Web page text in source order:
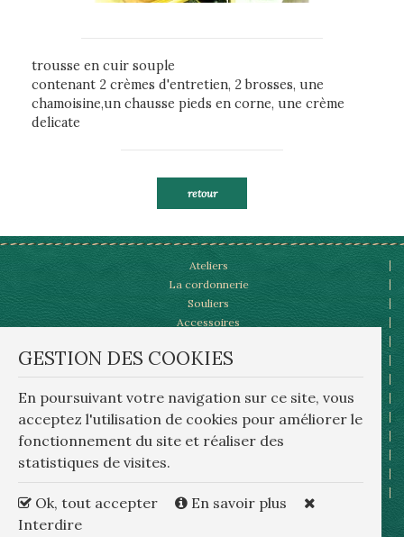
trousse en cuir souple
contenant 2 crèmes d'entretien, 2 brosses, une
chamoisine,un chausse pieds en corne, une crème
delicate
retour
Ateliers
La cordonnerie
Souliers
Accessoires
notre catalogue,la presse,les visites
Vidéos,à la TV
Contact
Mentions Légales
Politique de confidentialité
GESTION DES COOKIES
En poursuivant votre navigation sur ce site, vous
acceptez l'utilisation de cookies pour améliorer le
fonctionnement du site et réaliser des
statistiques de visites.
Ok, tout accepter
En savoir plus
Interdire